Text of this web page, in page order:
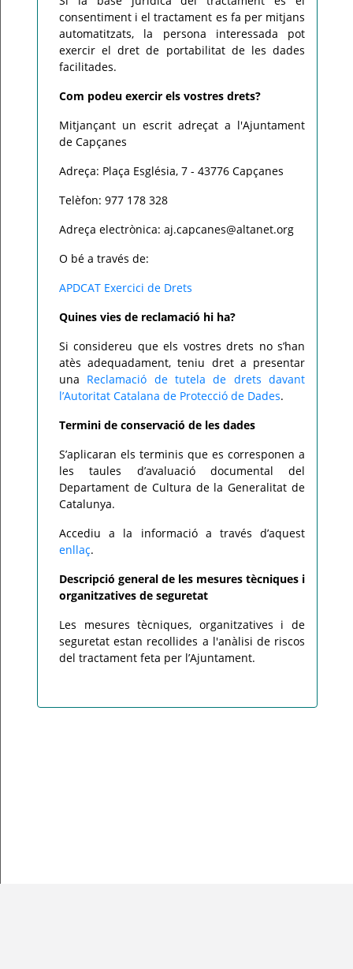
consentiment i el tractament es fa per mitjans
automatitzats, la persona interessada pot
exercir el dret de portabilitat de les dades
facilitades.
Com podeu exercir els vostres drets?
Mitjançant un escrit adreçat a l'Ajuntament
de Capçanes
Adreça: Plaça Església, 7 - 43776 Capçanes
Telèfon: 977 178 328
Adreça electrònica: aj.capcanes@altanet.org
O bé a través de:
APDCAT Exercici de Drets
Quines vies de reclamació hi ha?
Si considereu que els vostres drets no s’han
atès adequadament, teniu dret a presentar
una Reclamació de tutela de drets davant
l’Autoritat Catalana de Protecció de Dades.
Termini de conservació de les dades
S’aplicaran els terminis que es corresponen a
les taules d’avaluació documental del
Departament de Cultura de la Generalitat de
Catalunya.
Accediu a la informació a través d’aquest
enllaç.
Descripció general de les mesures tècniques i
organitzatives de seguretat
Les mesures tècniques, organitzatives i de
seguretat estan recollides a l'anàlisi de riscos
del tractament feta per l’Ajuntament.